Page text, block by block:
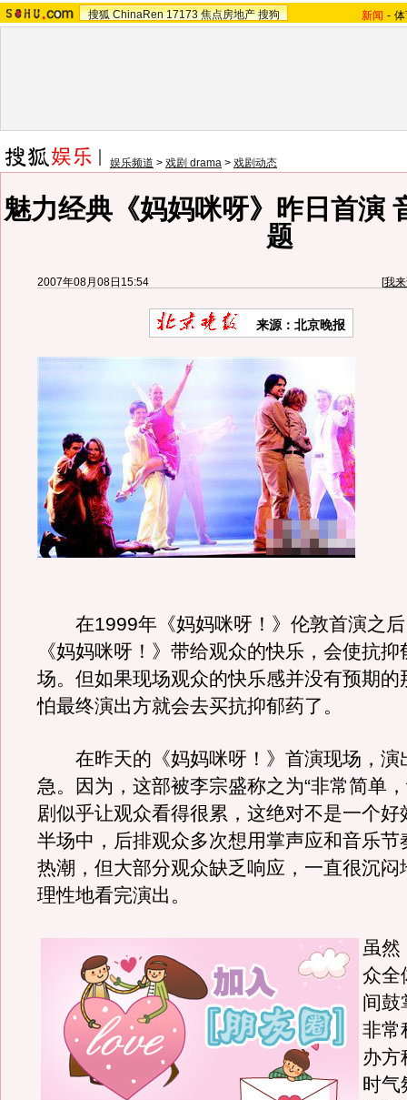
搜狐 ChinaRen 17173 焦点房地产 搜狗 新闻 -
娱乐频道 > 戏剧 drama > 戏剧动态
魅力经典《妈妈咪呀》昨日首演
题
2007年08月08日15:54 [我
来源：北京晚报
在1999年《妈妈咪呀！》伦敦首演之后
《妈妈咪呀！》带给观众的快乐，会使抗
场。但如果现场观众的快乐感并没有预期的
怕最终演出方就会去买抗抑郁药了。
在昨天的《妈妈咪呀！》首演现场，演
急。因为，这部被李宗盛称之为“非常简单
剧似乎让观众看得很累，这绝对不是一个好
半场中，后排观众多次想用掌声应和音乐节
热潮，但大部分观众缺乏响应，一直很沉闷
理性地看完演出。
虽然
众全
间鼓
非常
办方
时气